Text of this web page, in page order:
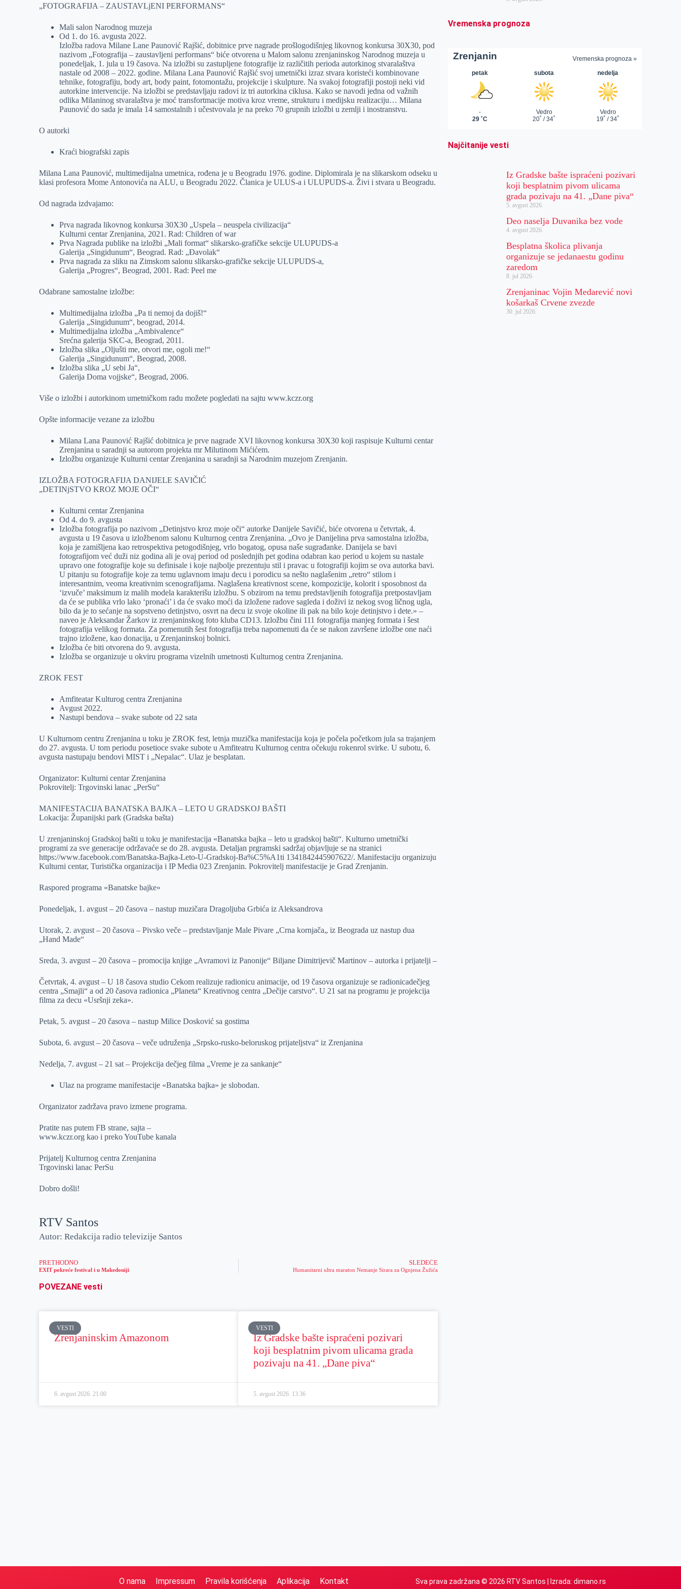
r
n
A
i
„FOTOGRAFIJA – ZAUSTAVLjENI PERFORMANS“
Mali salon Narodnog muzeja
Od 1. do 16. avgusta 2022.
Izložba radova Milane Lane Paunović Rajšić, dobitnice prve nagrade prošlogodišnjeg likovnog konkursa 30X30, pod
nazivom „Fotografija – zaustavljeni performans“ biće otvorena u Malom salonu zrenjaninskog Narodnog muzeja u
ponedeljak, 1. jula u 19 časova. Na izložbi su zastupljene fotografije iz različitih perioda autorkinog stvaralaštva
nastale od 2008 – 2022. godine. Milana Lana Paunović Rajšić svoj umetnički izraz stvara koristeći kombinovane
tehnike, fotografiju, body art, body paint, fotomontažu, projekcije i skulpture. Na svakoj fotografiji postoji neki vid
autorkine intervencije. Na izložbi se predstavljaju radovi iz tri autorkina ciklusa. Kako se navodi jedna od važnih
odlika Milaninog stvaralaštva je moć transfortmacije motiva kroz vreme, strukturu i medijsku realizaciju… Milana
Paunović do sada je imala 14 samostalnih i učestvovala je na preko 70 grupnih izložbi u zemlji i inostranstvu.
O autorki
Kraći biografski zapis
Milana Lana Paunović, multimedijalna umetnica, rođena je u Beogradu 1976. godine. Diplomirala je na slikarskom odseku u
klasi profesora Mome Antonovića na ALU, u Beogradu 2022. Članica je ULUS-a i ULUPUDS-a. Živi i stvara u Beogradu.
Od nagrada izdvajamo:
Prva nagrada likovnog konkursa 30X30 „Uspela – neuspela civilizacija“
Kulturni centar Zrenjanina, 2021. Rad: Children of war
Prva Nagrada publike na izložbi „Mali format“ slikarsko-grafičke sekcije ULUPUDS-a
Galerija „Singidunum“, Beograd. Rad: „Đavolak“
Prva nagrada za sliku na Zimskom salonu slikarsko-grafičke sekcije ULUPUDS-a,
Galerija „Progres“, Beograd, 2001. Rad: Peel me
Odabrane samostalne izložbe:
Multimedijalna izložba „Pa ti nemoj da dojiš!“
Galerija „Singidunum“, beograd, 2014.
Multimedijalna izložba „Ambivalence“
Srećna galerija SKC-a, Beograd, 2011.
Izložba slika „Oljušti me, otvori me, ogoli me!“
Galerija „Singidunum“, Beograd, 2008.
Izložba slika „U sebi Ja“,
Galerija Doma vojjske“, Beograd, 2006.
Više o izložbi i autorkinom umetničkom radu možete pogledati na sajtu www.kczr.org
Opšte informacije vezane za izložbu
Milana Lana Paunović Rajšić dobitnica je prve nagrade XVI likovnog konkursa 30X30 koji raspisuje Kulturni centar
Zrenjanina u saradnji sa autorom projekta mr Milutinom Mićićem.
Izložbu organizuje Kulturni centar Zrenjanina u saradnji sa Narodnim muzejom Zrenjanin.
IZLOŽBA FOTOGRAFIJA DANIJELE SAVIČIĆ
„DETINjSTVO KROZ MOJE OČI“
Kulturni centar Zrenjanina
Od 4. do 9. avgusta
Izložba fotografija po nazivom „Detinjstvo kroz moje oči“ autorke Danijele Savičić, biće otvorena u četvrtak, 4.
avgusta u 19 časova u izložbenom salonu Kulturnog centra Zrenjanina. „Ovo je Danijelina prva samostalna izložba,
koja je zamišljena kao retrospektiva petogodišnjeg, vrlo bogatog, opusa naše sugrađanke. Danijela se bavi
fotografijom već duži niz godina ali je ovaj period od poslednjih pet godina odabran kao period u kojem su nastale
upravo one fotografije koje su definisale i koje najbolje prezentuju stil i pravac u fotografiji kojim se ova autorka bavi.
U pitanju su fotografije koje za temu uglavnom imaju decu i porodicu sa nešto naglašenim „retro“ stilom i
interesantnim, veoma kreativnim scenografijama. Naglašena kreativnost scene, kompozicije, kolorit i sposobnost da
‘izvuče’ maksimum iz malih modela karakterišu izložbu. S obzirom na temu predstavljenih fotografija pretpostavljam
da će se publika vrlo lako ‘pronaći’ i da će svako moći da izložene radove sagleda i doživi iz nekog svog ličnog ugla,
bilo da je to sećanje na sopstveno detinjstvo, osvrt na decu iz svoje okoline ili pak na bilo koje detinjstvo i dete.» –
naveo je Aleksandar Žarkov iz zrenjaninskog foto kluba CD13. Izložbu čini 111 fotografija manjeg formata i šest
fotografija velikog formata. Za pomenutih šest fotografija treba napomenuti da će se nakon završene izložbe one naći
trajno izložene, kao donacija, u Zrenjaninskoj bolnici.
Izložba će biti otvorena do 9. avgusta.
Izložba se organizuje u okviru programa vizelnih umetnosti Kulturnog centra Zrenjanina.
ZROK FEST
Amfiteatar Kulturog centra Zrenjanina
Avgust 2022.
Nastupi bendova – svake subote od 22 sata
U Kulturnom centru Zrenjanina u toku je ZROK fest, letnja muzička manifestacija koja je počela početkom jula sa trajanjem
do 27. avgusta. U tom periodu posetioce svake subote u Amfiteatru Kulturnog centra očekuju rokenrol svirke. U subotu, 6.
avgusta nastupaju bendovi MIST i „Nepalac“. Ulaz je besplatan.
Organizator: Kulturni centar Zrenjanina
Pokrovitelj: Trgovinski lanac „PerSu“
MANIFESTACIJA BANATSKA BAJKA – LETO U GRADSKOJ BAŠTI
Lokacija: Županijski park (Gradska bašta)
U zrenjaninskoj Gradskoj bašti u toku je manifestacija «Banatska bajka – leto u gradskoj bašti“. Kulturno umetnički
programi za sve generacije održavaće se do 28. avgusta. Detaljan prgramski sadržaj objavljuje se na stranici
https://www.facebook.com/Banatska-Bajka-Leto-U-Gradskoj-Ba%C5%A1ti 1341842445907622/. Manifestaciju organizuju
Kulturni centar, Turistička organizacija i IP Media 023 Zrenjanin. Pokrovitelj manifestacije je Grad Zrenjanin.
Raspored programa «Banatske bajke»
Ponedeljak, 1. avgust – 20 časova – nastup muzičara Dragoljuba Grbića iz Aleksandrova
Utorak, 2. avgust – 20 časova – Pivsko veče – predstavljanje Male Pivare „Crna kornjača„ iz Beograda uz nastup dua
„Hand Made“
Sreda, 3. avgust – 20 časova – promocija knjige „Avramovi iz Panonije“ Biljane Dimitrijevič Martinov – autorka i prijatelji –
Četvrtak, 4. avgust – U 18 časova studio Cekom realizuje radionicu animacije, od 19 časova organizuje se radionicadečjeg
centra „Smajli“ a od 20 časova radionica „Planeta“ Kreativnog centra „Dečije carstvo“. U 21 sat na programu je projekcija
filma za decu «Usršnji zeka».
Petak, 5. avgust – 20 časova – nastup Milice Dosković sa gostima
Subota, 6. avgust – 20 časova – veče udruženja „Srpsko-rusko-beloruskog prijateljstva“ iz Zrenjanina
Nedelja, 7. avgust – 21 sat – Projekcija dečjeg filma „Vreme je za sankanje“
Ulaz na programe manifestacije «Banatska bajka» je slobodan.
Organizator zadržava pravo izmene programa.
Pratite nas putem FB strane, sajta –
www.kczr.org kao i preko YouTube kanala
Prijatelj Kulturnog centra Zrenjanina
Trgovinski lanac PerSu
Dobro došli!
RTV Santos
Autor: Redakcija radio televizije Santos
PRETHODNO
EXIT pokreće festival i u Makedoniji
SLEDEĆE
Humanitarni ultra maraton Nemanje Sirara za Ognjena Žužića
POVEZANE vesti
VESTI
Zrenjaninskim Amazonom
6. avgust 2026. 21:00
VESTI
Iz Gradske bašte ispraćeni pozivari
koji besplatnim pivom ulicama grada
pozivaju na 41. „Dane piva“
5. avgust 2026. 13:36
Vremenska prognoza
Najčitanije vesti
Iz Gradske bašte ispraćeni pozivari
koji besplatnim pivom ulicama
grada pozivaju na 41. „Dane piva“
5. avgust 2026.
Deo naselja Duvanika bez vode
4. avgust 2026.
Besplatna školica plivanja
organizuje se jedanaestu godinu
zaredom
8. jul 2026.
Zrenjaninac Vojin Medarević novi
košarkaš Crvene zvezde
30. jul 2026.
O nama Impressum Pravila korišćenja Aplikacija Kontakt Sva prava zadržana © 2026 RTV Santos | Izrada: dimano.rs